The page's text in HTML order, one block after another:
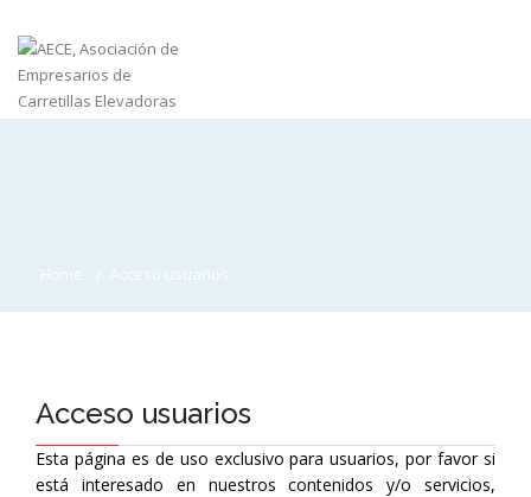
Home Acceso usuarios
Acceso usuarios
Esta página es de uso exclusivo para usuarios, por favor si
está interesado en nuestros contenidos y/o servicios,